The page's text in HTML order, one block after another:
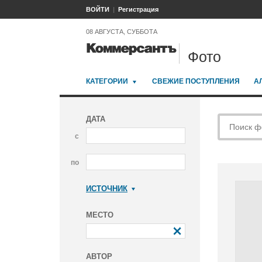
ВОЙТИ Регистрация
08 АВГУСТА, СУББОТА
Фото
КАТЕГОРИИ СВЕЖИЕ ПОСТУПЛЕНИЯ
ДАТА
с
по
ИСТОЧНИК
МЕСТО
АВТОР